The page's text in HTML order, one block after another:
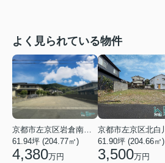
よく見られている物件
61.94坪 (204.77㎡)
4,380万円
61.90坪 (204.66㎡)
3,500万円